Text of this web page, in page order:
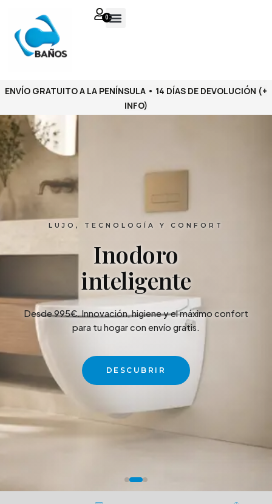
0
ENVÍO GRATUITO A LA PENÍNSULA • 14 DÍAS DE DEVOLUCIÓN (+
INFO)
LUJO, TECNOLOGÍA Y CONFORT
Inodoro
inteligente
Desde 995€. Innovación, higiene y el máximo confort
para tu hogar con envío gratis.
DESCUBRIR